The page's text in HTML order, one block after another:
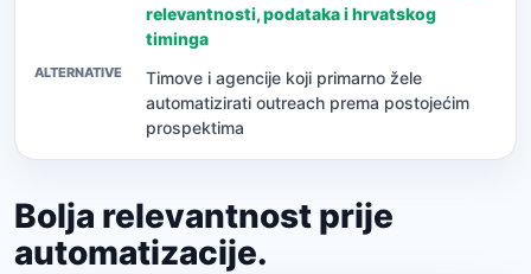
relevantnosti, podataka i hrvatskog
timinga
Timove i agencije koji primarno žele
automatizirati outreach prema postojećim
prospektima
Bolja relevantnost prije
automatizacije.